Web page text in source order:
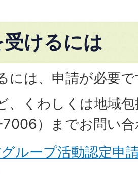
けるには
には、申請が必要
、くわしくは地域
7006）までお問い
ループ活動認定申